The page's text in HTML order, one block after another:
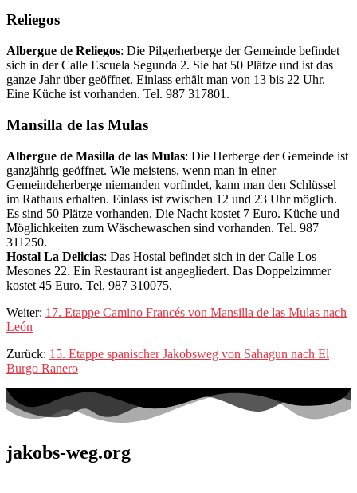
Reliegos
Albergue de Reliegos: Die Pilgerherberge der Gemeinde befindet
sich in der Calle Escuela Segunda 2. Sie hat 50 Plätze und ist das
ganze Jahr über geöffnet. Einlass erhält man von 13 bis 22 Uhr.
Eine Küche ist vorhanden. Tel. 987 317801.
Mansilla de las Mulas
Albergue de Masilla de las Mulas: Die Herberge der Gemeinde ist
ganzjährig geöffnet. Wie meistens, wenn man in einer
Gemeindeherberge niemanden vorfindet, kann man den Schlüssel
im Rathaus erhalten. Einlass ist zwischen 12 und 23 Uhr möglich.
Es sind 50 Plätze vorhanden. Die Nacht kostet 7 Euro. Küche und
Möglichkeiten zum Wäschewaschen sind vorhanden. Tel. 987
311250.
Hostal La Delicias: Das Hostal befindet sich in der Calle Los
Mesones 22. Ein Restaurant ist angegliedert. Das Doppelzimmer
kostet 45 Euro. Tel. 987 310075.
Weiter: 17. Etappe Camino Francés von Mansilla de las Mulas nach
León
Zurück: 15. Etappe spanischer Jakobsweg von Sahagun nach El
Burgo Ranero
jakobs-weg.org